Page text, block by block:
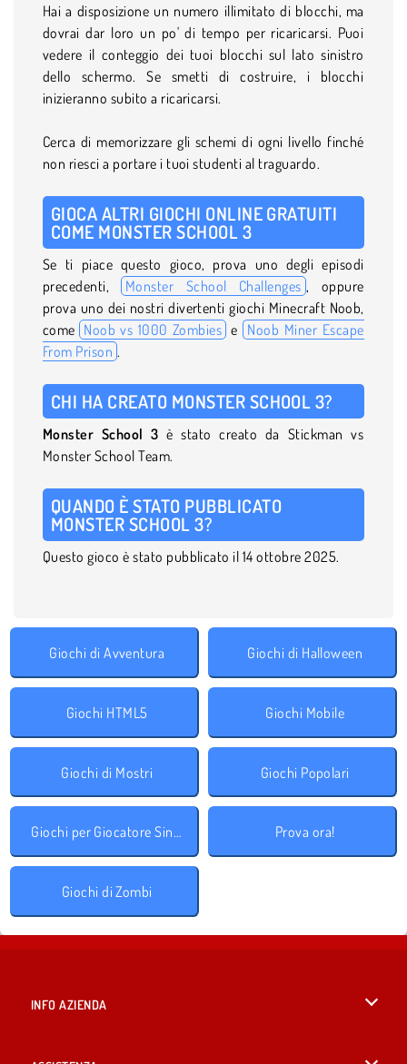
Hai a disposizione un numero illimitato di blocchi, ma
dovrai dar loro un po' di tempo per ricaricarsi. Puoi
vedere il conteggio dei tuoi blocchi sul lato sinistro
dello schermo. Se smetti di costruire, i blocchi
inizieranno subito a ricaricarsi.
Cerca di memorizzare gli schemi di ogni livello finché
non riesci a portare i tuoi studenti al traguardo.
GIOCA ALTRI GIOCHI ONLINE GRATUITI
COME MONSTER SCHOOL 3
Se ti piace questo gioco, prova uno degli episodi
precedenti,
Monster School Challenges , oppure
prova uno dei nostri divertenti giochi Minecraft Noob,
come Noob vs 1000 Zombies e Noob Miner Escape
From Prison .
CHI HA CREATO MONSTER SCHOOL 3?
Monster School 3 è stato creato da Stickman vs
Monster School Team.
QUANDO È STATO PUBBLICATO
MONSTER SCHOOL 3?
Questo gioco è stato pubblicato il 14 ottobre 2025.
Giochi di Avventura Giochi di Halloween
Giochi HTML5 Giochi Mobile
Giochi di Mostri Giochi Popolari
Giochi per Giocatore Singolo Prova ora!
Giochi di Zombi
INFO AZIENDA